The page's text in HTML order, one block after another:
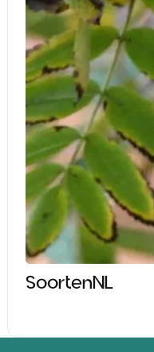
SoortenNL